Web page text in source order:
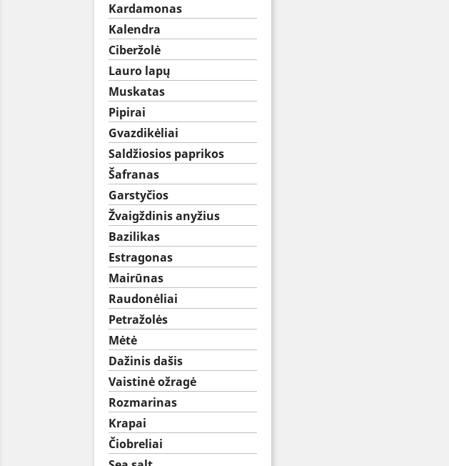
Kardamonas
Kalendra
Ciberžolė
Lauro lapų
Muskatas
Pipirai
Gvazdikėliai
Saldžiosios paprikos
Šafranas
Garstyčios
Žvaigždinis anyžius
Bazilikas
Estragonas
Mairūnas
Raudonėliai
Petražolės
Mėtė
Dažinis dašis
Vaistinė ožragė
Rozmarinas
Krapai
Čiobreliai